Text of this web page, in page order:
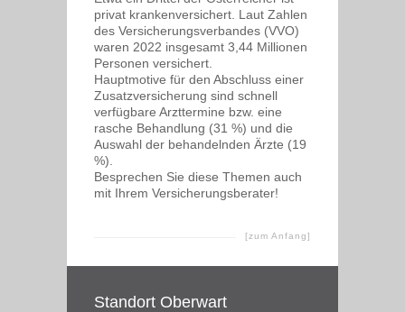
privat krankenversichert. Laut Zahlen
des Versicherungsverbandes (VVO)
waren 2022 insgesamt 3,44 Millionen
Personen versichert.
Hauptmotive für den Abschluss einer
Zusatzversicherung sind schnell
verfügbare Arzttermine bzw. eine
rasche Behandlung (31 %) und die
Auswahl der behandelnden Ärzte (19
%).
Besprechen Sie diese Themen auch
mit Ihrem Versicherungsberater!
[zum Anfang]
Standort Oberwart